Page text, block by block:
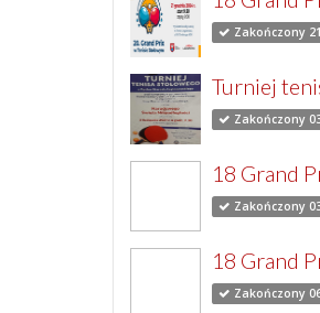
Zakończony
Turniej
Zakończony
18 Grand
Zakończony
18 Grand
Zakończony